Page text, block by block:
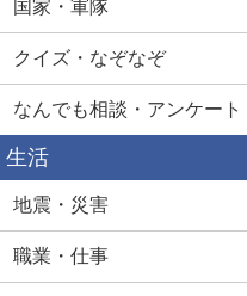
国家・軍隊
クイズ・なぞなぞ
なんでも相談・アンケート
生活
地震・災害
職業・仕事